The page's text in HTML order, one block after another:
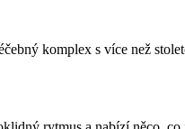
komplex s více než